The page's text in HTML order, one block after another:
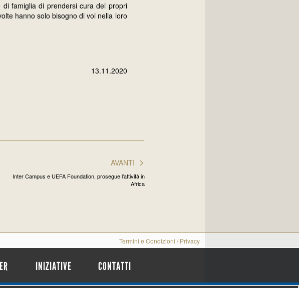
famiglia di prendersi cura dei propri
hanno solo bisogno di voi nella loro
13.11.2020
>
AVANTI
Inter Campus e UEFA Foundation, prosegue l’attività in
Africa
Termini e Condizioni /Privacy
INIZIATIVE CONTATTI